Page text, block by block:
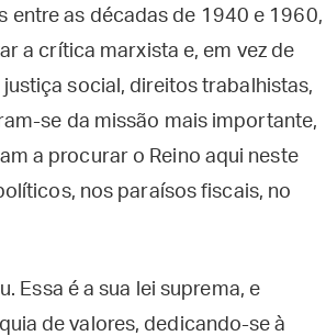
entre as décadas de 1940 e 1960,
a crítica marxista e, em vez de
social, direitos trabalhistas,
se da missão mais importante,
a procurar o Reino aqui neste
nos paraísos fiscais, no
Essa é a sua lei suprema, e
de valores, dedicando-se à